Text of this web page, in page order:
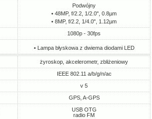
Podwójny
• 48MP, f/2.2, 1/2.0", 0.8µm
• 8MP, f/2.2, 1/4.0", 1.12µm
1080p - 30fps
• Lampa błyskowa z dwiema diodami LED
żyroskop, akcelerometr, zbliżeniowy
IEEE 802.11 a/b/g/n/ac
v 5
GPS, A-GPS
USB OTG
radio FM